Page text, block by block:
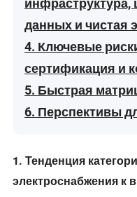
инфраструктура,
данных и чистая
4. Ключевые
сертификация и
5. Быстрая
6. Перспективы
1. Тенденция
электроснабжения к